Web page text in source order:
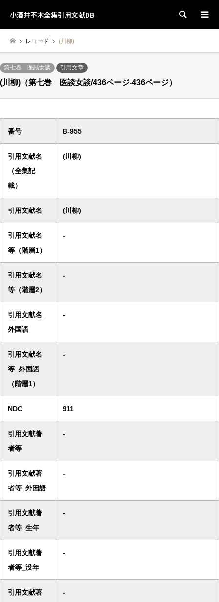
小酒井不木全集引用文献DB 検索
レコード (川柳)
第七巻 医談女談 引用文章
(川柳)（第七巻 医談女談/436ページ-436ページ）
番号 B-955
引用文献名
（全集記
載）
(川柳)
引用文献名 (川柳)
引用文献名
等（階層1）
-
引用文献名
等（階層2）
-
引用文献名_
外国語
-
引用文献名
等_外国語
（階層1）
-
NDC 911
引用文献著
者等
-
引用文献著
者等_外国語
-
引用文献著
者等_生年
-
引用文献著
者等_没年
-
引用文献著
-